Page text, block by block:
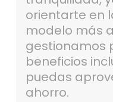
orientarte en
modelo más
gestionamos
beneficios
puedas
ahorro.